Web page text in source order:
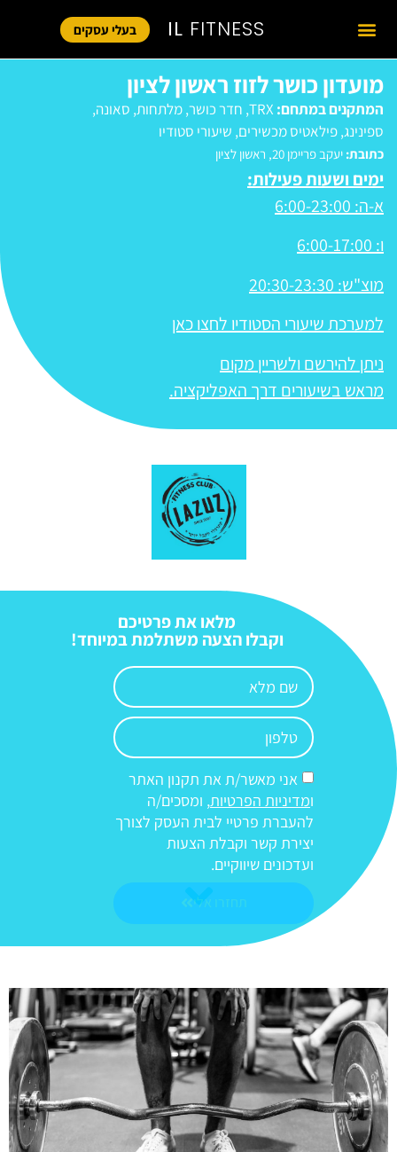
IL FITNESS בעלי עסקים
מועדון כושר לזוז ראשון לציון
המתקנים במתחם: TRX
, חדר כושר,מלתחות, סאונה,
ספינינג,פילאטיס מכשירים, שיעורי סטודיו
כתובת: יעקב פריימן 20, ראשון לציון
ימים ושעות פעילות:
א-ה: 6:00-23:00
ו: 6:00-17:00
מוצ"ש: 20:30-23:30
למערכת שיעורי הסטודיו לחצו כאן
ניתן להירשם ולשריין מקום
מראש בשיעורים דרך האפליקציה.
מלאו את פרטיכם
וקבלו הצעה משתלמת במיוחד!
אני מאשר/ת את תקנון האתר
ומדיניות הפרטיות, ומסכים/ה
להעברת פרטיי לבית העסק לצורך
יצירת קשר וקבלת הצעות
ועדכונים שיווקיים.
תחזרו אלי